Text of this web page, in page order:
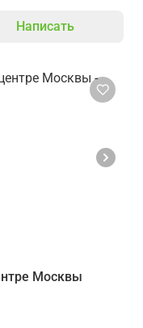
Написать
Москвы